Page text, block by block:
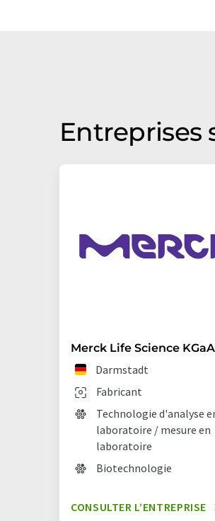
Entreprises
Merck Life Science KGaA
Darmstadt
Fabricant
Technologie d'analyse
laboratoire / mesure en
laboratoire
Biotechnologie
CONSULTER L’ENTREPRISE